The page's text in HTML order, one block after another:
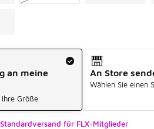
an meine
Ihre Größe
An Store
Wählen Sie einen
für FLX-Mitglieder